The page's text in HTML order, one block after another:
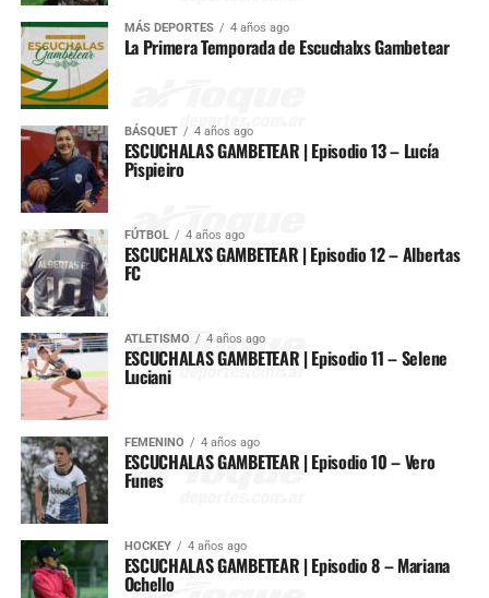
MÁS DEPORTES 4 años ago
La Primera Temporada de Escuchalxs Gambetear
BÁSQUET 4 años ago
ESCUCHALAS GAMBETEAR | Episodio 13 – Lucía
Pispieiro
FÚTBOL 4 años ago
ESCUCHALXS GAMBETEAR | Episodio 12 – Albertas
FC
ATLETISMO 4 años ago
ESCUCHALAS GAMBETEAR | Episodio 11 – Selene
Luciani
FEMENINO 4 años ago
ESCUCHALAS GAMBETEAR | Episodio 10 – Vero
Funes
HOCKEY 4 años ago
ESCUCHALAS GAMBETEAR | Episodio 8 – Mariana
Ochello